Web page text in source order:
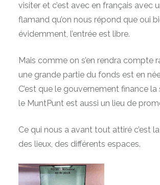
visiter et c’est avec en français avec
flamand qu’on nous répond que oui
évidemment, l’entrée est libre.
Mais comme on s’en rendra compte
une grande partie du fonds est en
C’est que le gouvernement finance
le MuntPunt est aussi un lieu de
Ce qui nous a avant tout attiré c’est
des lieux, des différents espaces.